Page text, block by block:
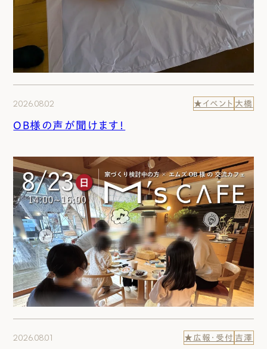
2026.08.02 ★イベント 大橋
OB様の声が聞けます！
2026.08.01 ★広報・受付 吉澤